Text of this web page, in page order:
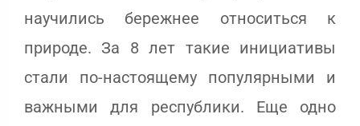
научились бережнее относиться к
природе. За 8 лет такие инициативы
стали по-настоящему популярными и
важными для республики. Еще одно